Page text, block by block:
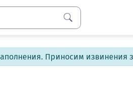
Приносим извинения